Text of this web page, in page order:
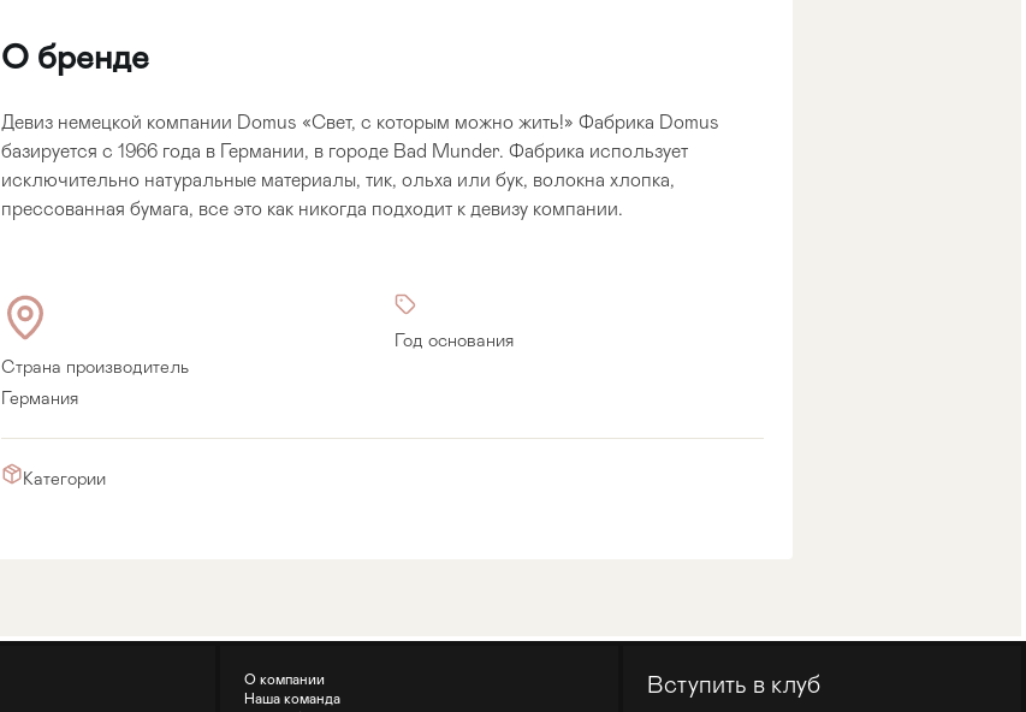
> Детская мебель >
Двери и перегородки
О бренде
Девиз немецкой компании Domus «Свет, с которым можно жить!» Фабрика Domus
базируется с 1966 года в Германии, в городе Bad Munder. Фабрика использует
исключительно натуральные материалы, тик, ольха или бук, волокна хлопка,
прессованная бумага, все это как никогда подходит к девизу компании.
Страна производитель
Германия
Год основания
Категории
О компании
Наша команда
Вступить в клуб